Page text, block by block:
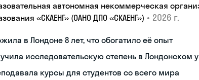
автономная некоммерческая
«СКАЕНГ» (ОАНО ДПО «СКАЕНГ») • 2026 г.
в Лондоне 8 лет, что обогатило её опыт
исследовательскую степень в Лондонском
курсы для студентов со всего мира